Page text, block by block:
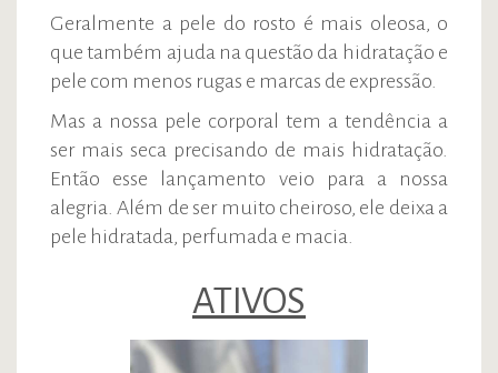
Geralmente a pele do rosto é mais oleosa, o
que também ajuda na questão da hidratação e
pele com menos rugas e marcas de expressão.
Mas a nossa pele corporal tem a tendência a
ser mais seca precisando de mais hidratação.
Então esse lançamento veio para a nossa
alegria. Além de ser muito cheiroso, ele deixa a
pele hidratada, perfumada e macia.
ATIVOS